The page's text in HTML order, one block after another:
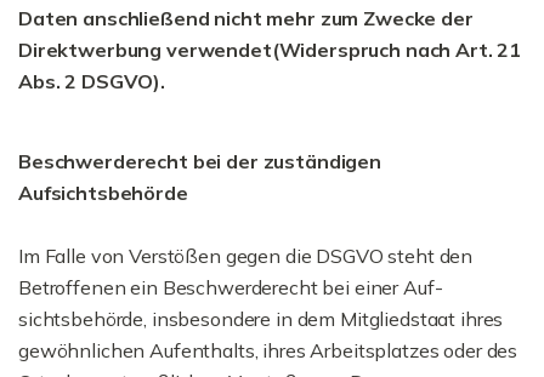
Daten anschließend nicht mehr zum Zwecke der
Direktwerbung verwendet(Widerspruch nach Art. 21
Abs. 2 DSGVO).
Beschwerderecht bei der zuständigen
Aufsichtsbehörde
Im Falle von Verstößen gegen die DSGVO steht den
Betroffenen ein Beschwerderecht bei einer Auf-
sichtsbehörde, insbesondere in dem Mitgliedstaat ihres
gewöhnlichen Aufenthalts, ihres Arbeitsplatzes oder des